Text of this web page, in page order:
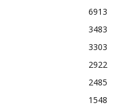
6913
3483
3303
2922
2485
1548